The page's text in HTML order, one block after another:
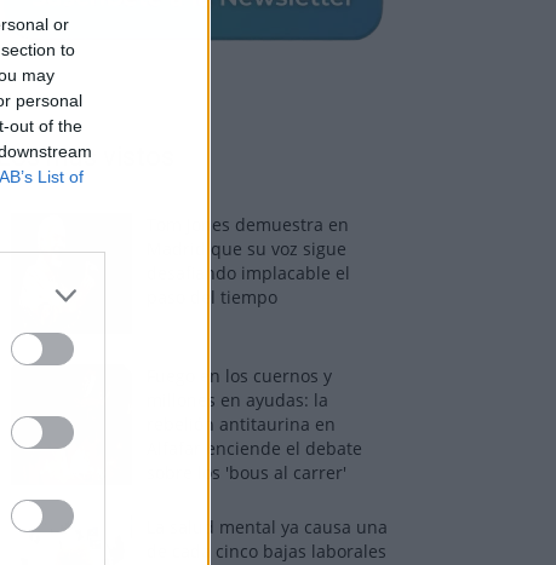
or
to
may
personal
out of the
List of
más vistos
Tom Jones demuestra en
Madrid que su voz sigue
desafiando implacable el
paso del tiempo
Fuego en los cuernos y
millones en ayudas: la
rebelión antitaurina en
Alfafar enciende el debate
sobre los 'bous al carrer'
La salud mental ya causa una
de cada cinco bajas laborales